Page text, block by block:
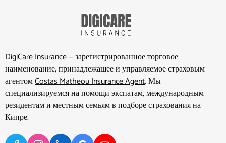
DigiCare Insurance — зарегистрированное торговое
наименование, принадлежащее и управляемое страховым
агентомCostas Matheou Insurance Agent. Мы
специализируемся на помощи экспатам, международным
резидентам и местным семьям в подборе страхования на
Кипре.